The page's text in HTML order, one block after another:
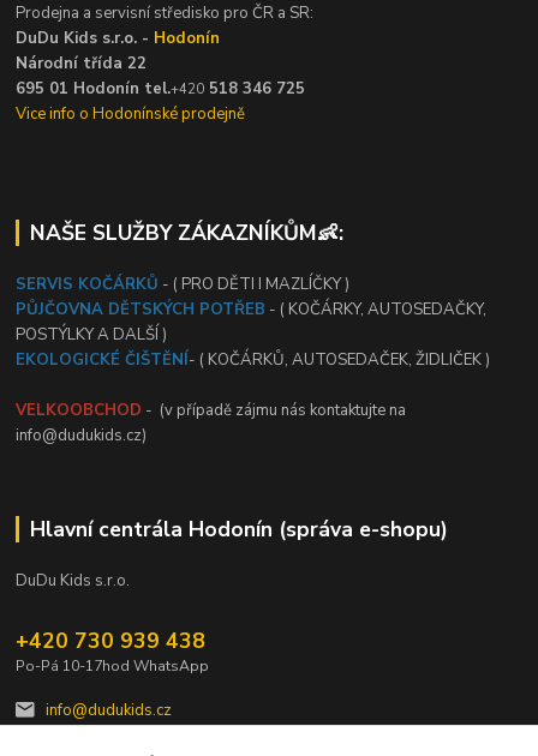
Prodejna a servisní středisko pro ČR a SR:
DuDu Kids s.r.o. - Hodonín
Národní třída 22
695 01 Hodonín tel.+420 518 346 725
Vice info o Hodonínské prodejně
NAŠE SLUŽBY ZÁKAZNÍKŮM👶:
SERVIS KOČÁRKŮ - ( PRO DĚTI I MAZLÍČKY )
PŮJČOVNA DĚTSKÝCH POTŘEB - ( KOČÁRKY, AUTOSEDAČKY,
POSTÝLKY A DALŠÍ )
EKOLOGICKÉ ČIŠTĚNÍ- ( KOČÁRKŮ, AUTOSEDAČEK, ŽIDLIČEK )
VELKOOBCHOD - (v případě zájmu nás kontaktujte na
info@dudukids.cz)
Hlavní centrála Hodonín (správa e-shopu)
DuDu Kids s.r.o.
+420 730 939 438
Po-Pá 10-17hod WhatsApp
info@dudukids.cz